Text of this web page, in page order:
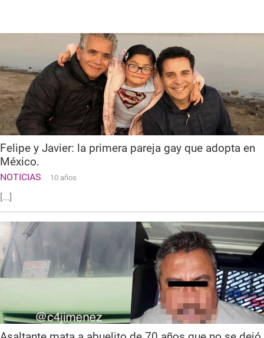
Felipe y Javier: la primera pareja gay que adopta en
México.
NOTICIAS 10 años
[...]